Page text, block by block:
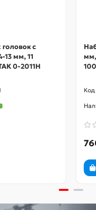
с
13 мм, 11
0-2011H